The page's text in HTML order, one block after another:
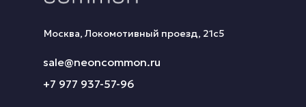
+7 977 937-57-96
Москва, Локомотивный проезд, 21с5
sale@neoncommon.ru